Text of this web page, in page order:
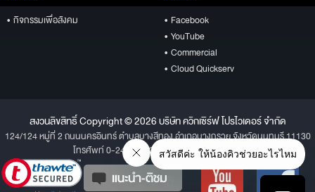
• กิจกรรมเพื่อสังคม
• Facebook
• YouTube
• Commercial
• Cloud Quickserv
สงวนลิขสิทธิ์ Copyright © 2026 บริษัท ควิกเซิร์ฟ โปรไวเดอร์ จำกัด
124/124 หมู่ที่ 2 ถนนนครอินทร์ ตำบลบางสีทอง อำเภอบางกรวย จังหวัดนนทบุรี 11130
โทรศัพท์ 0-2496-1234 โทรสาร 0-2496-1001